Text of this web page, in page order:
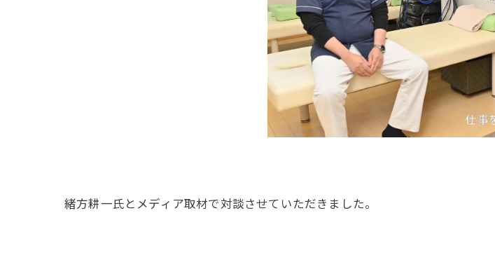
緒方耕一氏とメディア取材で対談させていただきました。